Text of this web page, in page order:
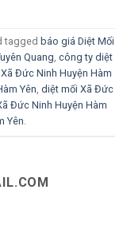
tagged báo giá Diệt Mối
Quang, công ty diệt
Đức Ninh Huyện Hàm
Yên, diệt mối Xã Đức
Đức Ninh Huyện Hàm
Yên.